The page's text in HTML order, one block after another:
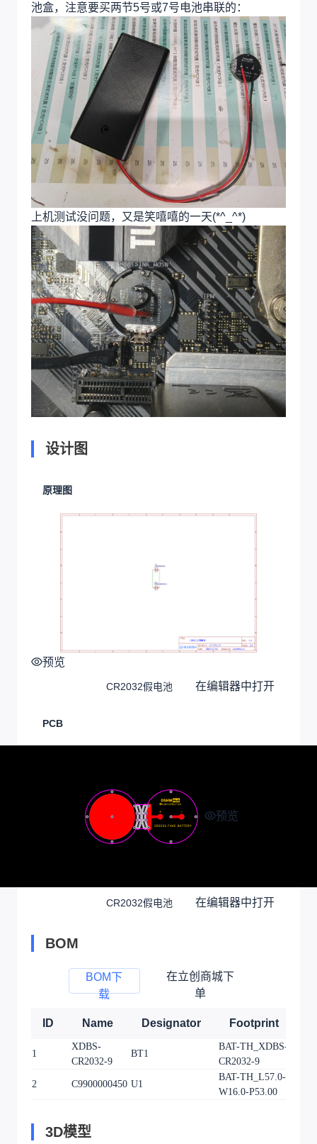
池盒，注意要买两节5号或7号电池串联的：
上机测试没问题，又是笑嘻嘻的一天(*^_^*)
设计图
原理图
预览
CR2032假电池 在编辑器中打开
PCB
预览
CR2032假电池 在编辑器中打开
BOM
BOM下
载
在立创商城下
单
ID Name Designator Footprint
1
XDBS-
CR2032-9
BT1
BAT-TH_XDBS-
CR2032-9
2 C9900000450 U1
BAT-TH_L57.0-
W16.0-P53.00
3D模型